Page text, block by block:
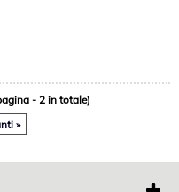
- 2 in totale)
»